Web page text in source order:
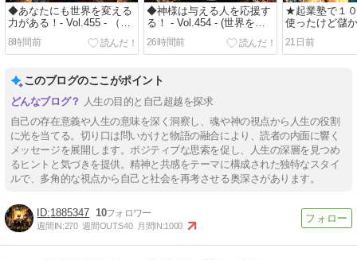
◆あなたにも世界を変える
力がある！- Vol.455 - （世
界を変える人たちの物語 序
章その７）
8時間前
◆神様は与える人を応援す
る！ - Vol.454 - (世界を変
える 序章その６)
26時間前
★起業塾で１
使ったけど儲
い、、、そこ
た！ - Vol.453
21日前
このブログのここがポイント
人生の目的と自己超越を探求
自己の存在意義や人生の意味を深く洞察し、魂や神の視点から人生の役割
に光を当てる。切り口は問いかけと物語の融合により、読者の内面に響く
メッセージを展開します。ポジティブな思索を促し、人生の深層を見つめ
るヒントと気づきを提供。精神と共感をテーマに構成された独特なスタイ
ルで、多角的な視点から自己と社会を再考させる奥深さがあります。
1885347 10
週間IN:270 週間OUT:540 月間IN:1000